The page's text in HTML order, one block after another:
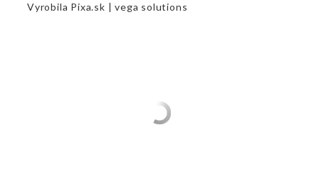
Vyrobila Pixa.sk |vega solutions